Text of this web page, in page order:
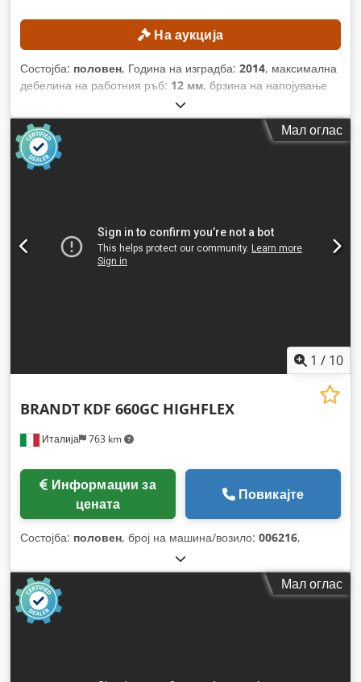
На аукција
Состојба: половен, Година на изградба: 2014, максимална
дебелина на работния ръб: 12 мм, брзина на напојување
Мал оглас
1 / 10
Италија 763 km
BRANDT KDF 660GC HIGHFLEX
цената
Повикајте
Состојба: половен, број на машина/возило: 006216,
Мал оглас